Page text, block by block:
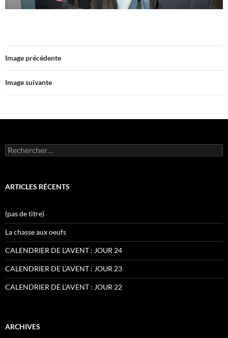
Image précédente
Image suivante
Rechercher :
ARTICLES RÉCENTS
(pas de titre)
La chasse aux oeufs
CALENDRIER DE L’AVENT : JOUR 24
CALENDRIER DE L’AVENT : JOUR 23
CALENDRIER DE L’AVENT : JOUR 22
ARCHIVES